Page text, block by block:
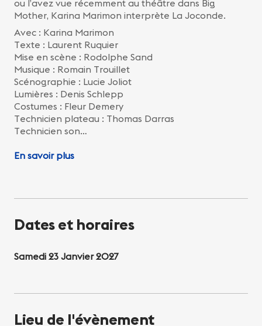
ou l’avez vue récemment au théâtre dans Big
Mother, Karina Marimon interprète La Joconde.
Avec : Karina Marimon
Texte : Laurent Ruquier
Mise en scène : Rodolphe Sand
Musique : Romain Trouillet
Scénographie : Lucie Joliot
Lumières : Denis Schlepp
Costumes : Fleur Demery
Technicien plateau : Thomas Darras
Technicien son…
En savoir plus
Dates et horaires
Samedi 23 Janvier 2027
Lieu de l'évènement